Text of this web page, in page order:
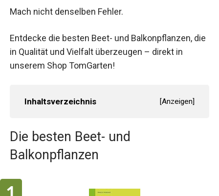
Mach nicht denselben Fehler.
Entdecke die besten Beet- und Balkonpflanzen, die
in Qualität und Vielfalt überzeugen – direkt in
unserem Shop TomGarten!
Inhaltsverzeichnis [Anzeigen]
Die besten Beet- und
Balkonpflanzen